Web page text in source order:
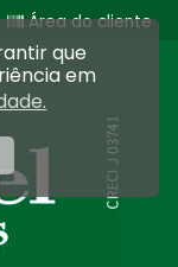
que
em
Área do cliente